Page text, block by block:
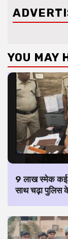
YOU MAY
9 लाख स्मेक कई
साथ चढ़ा पुलिस